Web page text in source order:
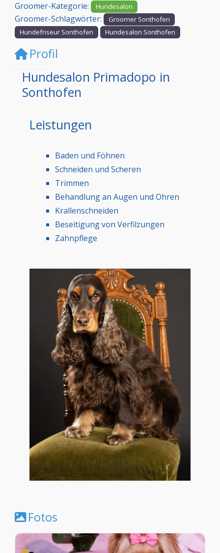
Groomer-Kategorie: Hundesalon
Groomer-Schlagwörter:
Groomer Sonthofen
Hundefriseur Sonthofen
Hundesalon Sonthofen
Profil
Hundesalon Primadopo in
Sonthofen
Leistungen
Baden und Föhnen
Schneiden und Scheren
Trimmen
Behandlung an Augen und Ohren
Krallenschneiden
Beseitigung von Verfilzungen
Zahnpflege
Fotos